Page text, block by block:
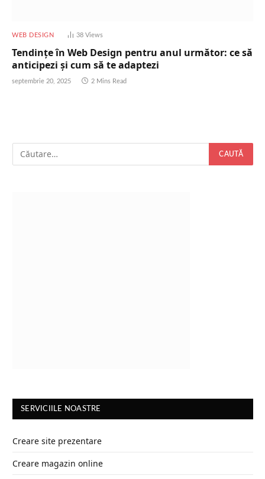
WEB DESIGN 38 Views
Tendințe în Web Design pentru anul următor: ce să
anticipezi și cum să te adaptezi
septembrie 20, 2025 2 Mins Read
SERVICIILE NOASTRE
Creare site prezentare
Creare magazin online